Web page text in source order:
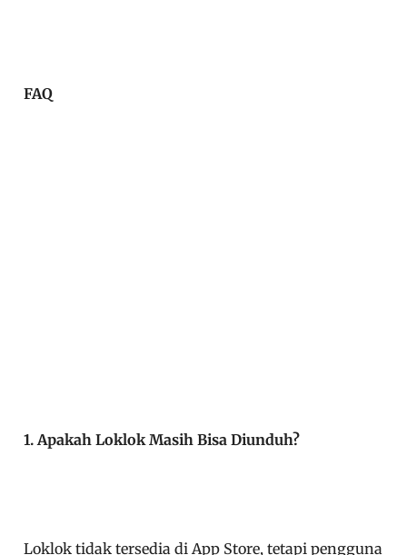
FAQ
1. Apakah Loklok Masih Bisa Diunduh?
Loklok tidak tersedia di App Store, tetapi pengguna